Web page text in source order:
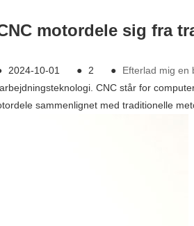
motordele sig fra
2024-10-01 ● 2 ●
Efterlad mig en
CNC står for
sammenlignet med traditionelle